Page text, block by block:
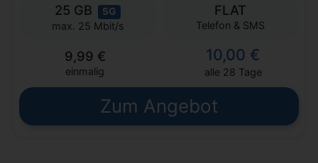
25 GB 5G
max. 25 Mbit/s
FLAT
Telefon & SMS
9,99 €
einmalig
10,00 €
alle 28 Tage
Zum Angebot